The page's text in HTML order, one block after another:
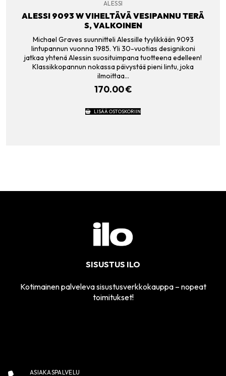
ALESSI
ALESSI 9093 W VIHELTÄVÄ VESIPANNU TERÄ
S, VALKOINEN
Michael Graves suunnitteli Alessille tyylikkään 9093
lintupannun vuonna 1985. Yli 30-vuotias designikoni
jatkaa yhtenä Alessin suosituimpana tuotteena edelleen!
Klassikkopannun nokassa päivystää pieni lintu, joka
ilmoittaa…
170.00€
LISÄÄ OSTOSKORIIN
SISUSTUS ILO
Kotimainen palveleva sisustusverkkokauppa – nopeat
toimitukset!
ASIAKASPALVELU